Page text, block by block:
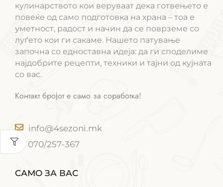
кулинарството кои веруваат дека готвењето е
повеќе од само подготовка на храна – тоа е
уметност, радост и начин да се поврземе со
луѓето кои ги сакаме. Нашето патување
започна со едноставна идеја: да ги споделиме
најдобрите рецепти, техники и тајни од кујната
со вас.
Контакт бројот е само за соработка!
info@4sezoni.mk
070/257-367
САМО ЗА ВАС